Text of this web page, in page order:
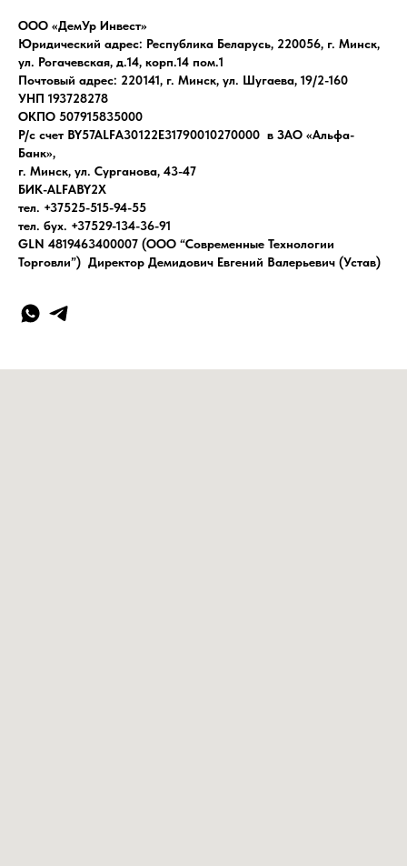
ООО «ДемУр Инвест»
Юридический адрес: Республика Беларусь, 220056, г. Минск,
ул. Рогачевская, д.14, корп.14 пом.1
Почтовый адрес: 220141, г. Минск, ул. Шугаева, 19/2-160
УНП 193728278
ОКПО 507915835000
Р/с счет BY57ALFA30122E31790010270000 в ЗАО «Альфа-
Банк»,
г. Минск, ул. Сурганова, 43-47
БИК-ALFABY2X
тел. +37525-515-94-55
тел. бух. +37529-134-36-91
GLN 4819463400007 (ООО “Современные Технологии
Торговли”) Директор Демидович Евгений Валерьевич (Устав)